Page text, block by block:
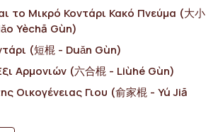
το Μικρό Κοντάρι Κακό Πνεύμα (大小
Yèchā Gùn)
(短棍 - Duǎn Gùn)
Αρμονιών (六合棍 - Liùhé Gùn)
Οικογένειας Γιου (俞家棍 - Yú Jiā